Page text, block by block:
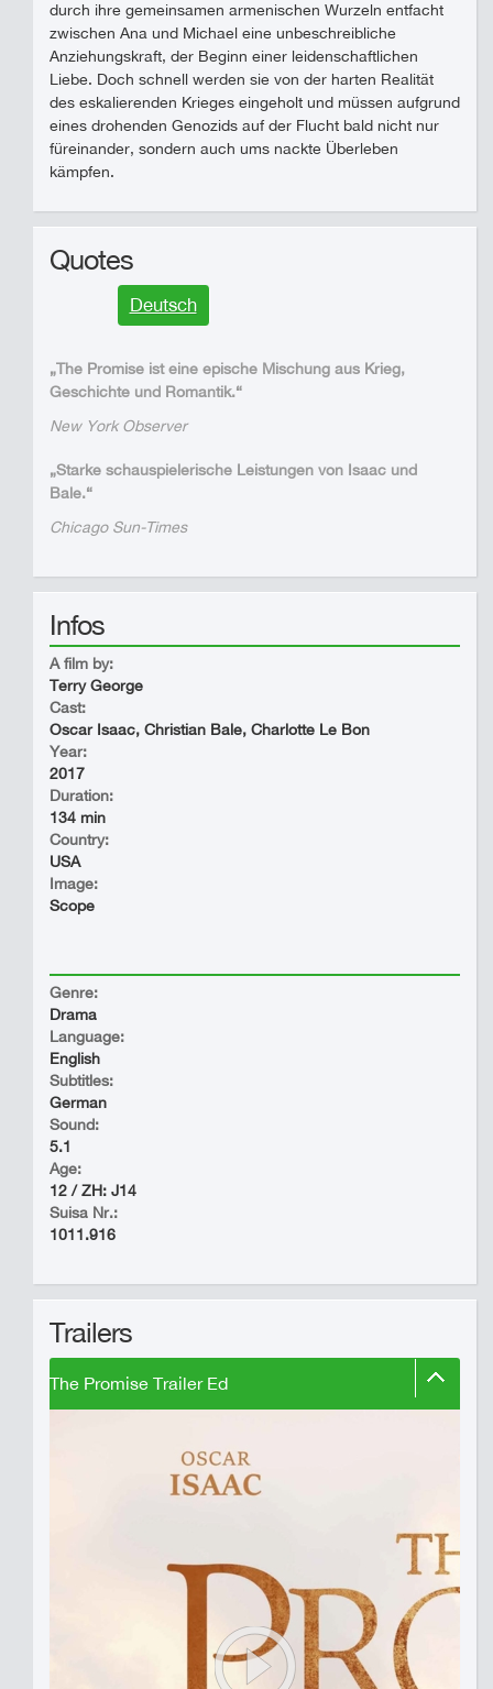
durch ihre gemeinsamen armenischen Wurzeln entfacht
zwischen Ana und Michael eine unbeschreibliche
Anziehungskraft, der Beginn einer leidenschaftlichen
Liebe. Doch schnell werden sie von der harten Realität
des eskalierenden Krieges eingeholt und müssen aufgrund
eines drohenden Genozids auf der Flucht bald nicht nur
füreinander, sondern auch ums nackte Überleben
kämpfen.
Quotes
Deutsch
„The Promise ist eine epische Mischung aus Krieg,
Geschichte und Romantik.“
New York Observer
„Starke schauspielerische Leistungen von Isaac und
Bale.“
Chicago Sun-Times
Infos
A film by:
Terry George
Cast:
Oscar Isaac, Christian Bale, Charlotte Le Bon
Year:
2017
Duration:
134 min
Country:
USA
Image:
Scope
Genre:
Drama
Language:
English
Subtitles:
German
Sound:
5.1
Age:
12 / ZH: J14
Suisa Nr.:
1011.916
Trailers
The Promise Trailer Ed